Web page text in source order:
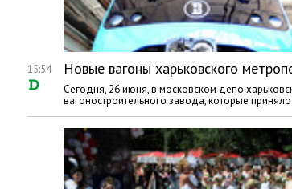
15:54 Новые вагоны харьковского
Сегодня, 26 июня, в московском депо
вагоностроительного завода, которые